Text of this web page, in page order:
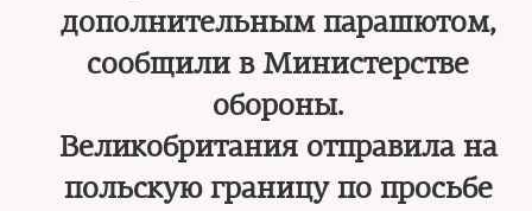
дополнительным парашютом,
сообщили в Министерстве
обороны.
Великобритания отправила на
польскую границу по просьбе